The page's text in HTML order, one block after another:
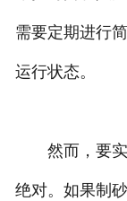
需要定期进行
运行状态。
然而，要实
绝对。如果制